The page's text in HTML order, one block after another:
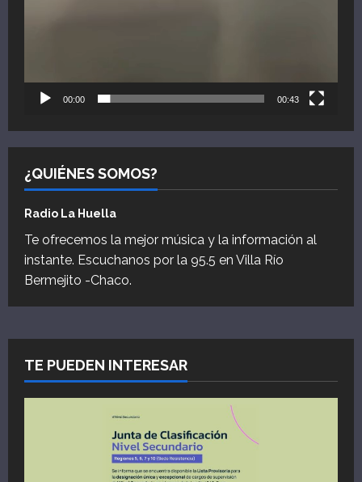
00:00 00:43
¿QUIÉNES SOMOS?
Radio La Huella
Te ofrecemos la mejor música y la información al
instante. Escuchanos por la 95.5 en Villa Río
Bermejito -Chaco.
TE PUEDEN INTERESAR